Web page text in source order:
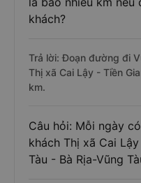
khách?
Trả lời: Đoạn đường đi
Thị xã Cai Lậy - Tiền
km.
Câu hỏi: Mỗi ngày
khách Thị xã Cai
Tàu - Bà Rịa-Vũng